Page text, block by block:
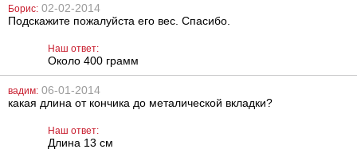
Маска Mask I
Jane
1035
Наручники Furry
Борис: 02-02-2014
Подскажите пожалуйста его вес. Спасибо.
Наш ответ:
Около 400 грамм
вадим: 06-01-2014
какая длина от кончика до металической вкладки?
Наш ответ:
Длина 13 см